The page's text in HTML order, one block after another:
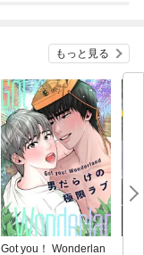
もっと見る
Got you！ Wonderlan